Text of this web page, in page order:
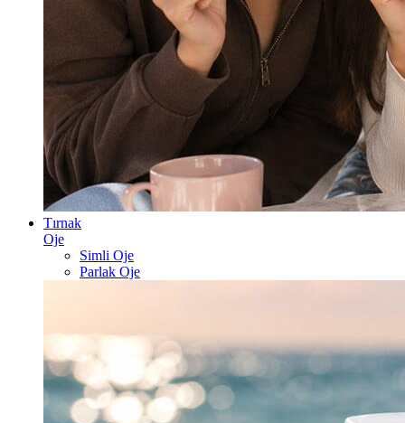
Tırnak
Oje
Simli Oje
Parlak Oje